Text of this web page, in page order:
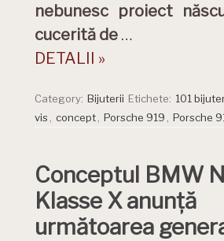
nebunesc proiect
cucerită de …
DETALII »
Category: Bijuterii Etichete: 101
vis
concept Porsche 919 Porsche
Conceptul BMW
Klasse X anunță
următoarea